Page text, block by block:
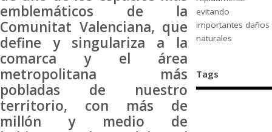
emblemáticos de la
Comunitat Valenciana, que
define y singulariza a la
comarca y el área
metropolitana más
pobladas de nuestro
territorio, con más de
millón y medio de
evitando
importantes daños
naturales
Tags